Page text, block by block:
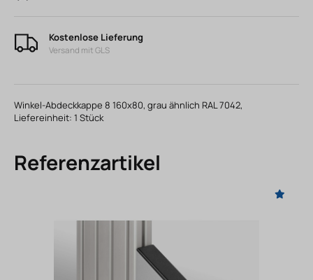
Kostenlose Lieferung
Versand mit GLS
Winkel-Abdeckkappe 8 160x80, grau ähnlich RAL 7042,
Liefereinheit: 1 Stück
Referenzartikel